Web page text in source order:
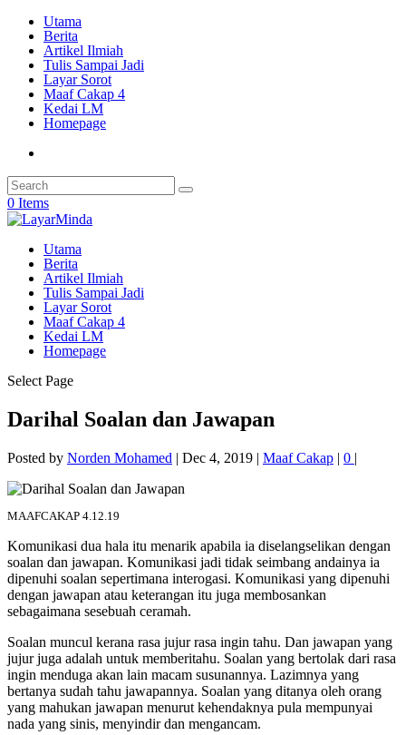
Utama
Berita
Artikel Ilmiah
Tulis Sampai Jadi
Layar Sorot
Maaf Cakap 4
Kedai LM
Homepage
0 Items
Utama
Berita
Artikel Ilmiah
Tulis Sampai Jadi
Layar Sorot
Maaf Cakap 4
Kedai LM
Homepage
Select Page
Darihal Soalan dan Jawapan
Posted by Norden Mohamed | Dec 4, 2019 | Maaf Cakap | 0 |
MAAFCAKAP 4.12.19
Komunikasi dua hala itu menarik apabila ia diselangselikan dengan
soalan dan jawapan. Komunikasi jadi tidak seimbang andainya ia
dipenuhi soalan sepertimana interogasi. Komunikasi yang dipenuhi
dengan jawapan atau keterangan itu juga membosankan
sebagaimana sesebuah ceramah.
Soalan muncul kerana rasa jujur rasa ingin tahu. Dan jawapan yang
jujur juga adalah untuk memberitahu. Soalan yang bertolak dari rasa
ingin menduga akan lain macam susunannya. Lazimnya yang
bertanya sudah tahu jawapannya. Soalan yang ditanya oleh orang
yang mahukan jawapan menurut kehendaknya pula mempunyai
nada yang sinis, menyindir dan mengancam.